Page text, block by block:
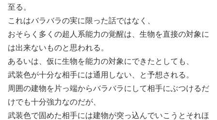
至る。
これはバラバラの実に限った話ではなく、
おそらく多くの超人系能力の覚醒は、生物を直接の対象に
は出来ないものと思われる。
あるいは、仮に生物を能力の対象にできたとしても、
武装色が十分な相手には通用しない、と予想される。
周囲の建物を片っ端からバラバラにして相手にぶつけるだ
けでも十分強力なのだが、
武装色で固めた相手には建物が突っ込んでいこうとそれほ